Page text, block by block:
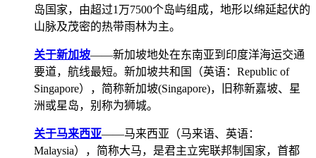
岛国家，由超过1万7500个岛屿组成，地形以绵延起伏的
山脉及茂密的热带雨林为主。
关于新加坡——新加坡地处在东南亚到印度洋海运交通
要道，航线最短。新加坡共和国（英语：Republic of
Singapore），简称新加坡(Singapore)，旧称新嘉坡、星
洲或星岛，别称为狮城。
关于马来西亚——马来西亚（马来语、英语：
Malaysia），简称大马，是君主立宪联邦制国家，首都